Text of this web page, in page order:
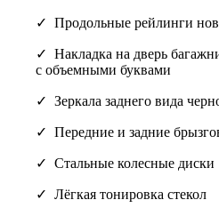
Продольные рейлинги
Накладка на дверь
с объемными буквами
Зеркала заднего вида
Передние и задние
Стальные колесные диски
Лёгкая тонировка стекол